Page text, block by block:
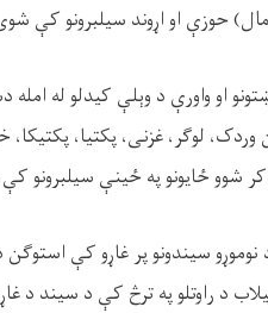
شمال) حوزې او اړوند سیلبرونو کې
او واورې د وېلې کیدلو له امله
لوگر، غزنی، پکتیا،
ذکر شوو ځایونو په ځینې سیلبرونو
سیندونو پر غاړو کې
د راوتلو په ترڅ کې د سیند د